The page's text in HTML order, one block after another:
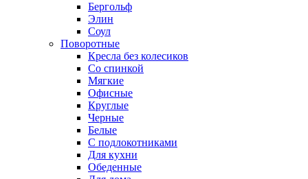
Бергольф
Элин
Соул
Поворотные
Кресла без колесиков
Со спинкой
Мягкие
Офисные
Круглые
Черные
Белые
С подлокотниками
Для кухни
Обеденные